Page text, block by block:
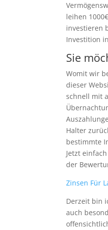
leihen
investieren
Investition
Sie
Womit wir
dieser
schnell mit
Halter
bestimmte
Jetzt
der
Zinsen Für
Derzeit bin
auch